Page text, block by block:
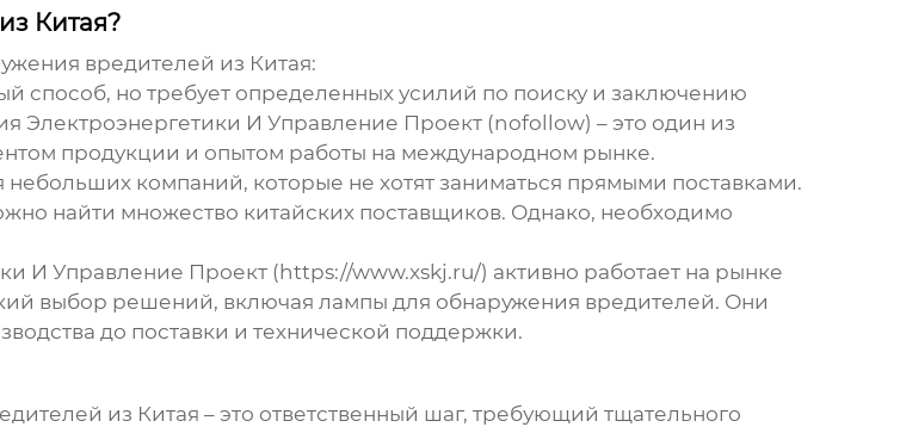
Китая?
вредителей из Китая:
способ, но требует определенных усилий по поиску и заключению
Электроэнергетики И Управление Проект (nofollow) – это один из
продукции и опытом работы на международном рынке.
небольших компаний, которые не хотят заниматься прямыми поставками.
найти множество китайских поставщиков. Однако, необходимо
И Управление Проект (https://www.xskj.ru/) активно работает на рынке
выбор решений, включая лампы для обнаружения вредителей. Они
до поставки и технической поддержки.
из Китая – это ответственный шаг, требующий тщательного